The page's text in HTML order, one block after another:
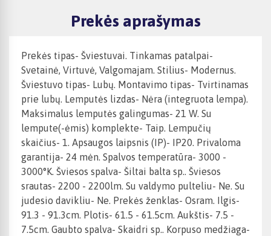
Prekės aprašymas
Prekės tipas- Šviestuvai. Tinkamas patalpai-
Svetainė, Virtuvė, Valgomajam. Stilius- Modernus.
Šviestuvo tipas- Lubų. Montavimo tipas- Tvirtinamas
prie lubų. Lemputės lizdas- Nėra (integruota lempa).
Maksimalus lemputės galingumas- 21 W. Su
lempute(-ėmis) komplekte- Taip. Lempučių
skaičius- 1. Apsaugos laipsnis (IP)- IP20. Privaloma
garantija- 24 mėn. Spalvos temperatūra- 3000 -
3000°K. Šviesos spalva- Šiltai balta sp.. Šviesos
srautas- 2200 - 2200lm. Su valdymo pulteliu- Ne. Su
judesio davikliu- Ne. Prekės ženklas- Osram. Ilgis-
91.3 - 91.3cm. Plotis- 61.5 - 61.5cm. Aukštis- 7.5 -
7.5cm. Gaubto spalva- Skaidri sp.. Korpuso medžiaga-